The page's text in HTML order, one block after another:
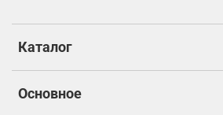
Каталог
Основное